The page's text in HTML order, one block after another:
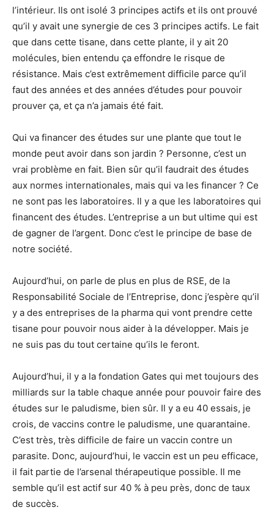
l’intérieur. Ils ont isolé 3 principes actifs et ils ont prouvé
qu’il y avait une synergie de ces 3 principes actifs. Le fait
que dans cette tisane, dans cette plante, il y ait 20
molécules, bien entendu ça effondre le risque de
résistance. Mais c’est extrêmement difficile parce qu’il
faut des années et des années d’études pour pouvoir
prouver ça, et ça n’a jamais été fait.
Qui va financer des études sur une plante que tout le
monde peut avoir dans son jardin ? Personne, c’est un
vrai problème en fait. Bien sûr qu’il faudrait des études
aux normes internationales, mais qui va les financer ? Ce
ne sont pas les laboratoires. Il y a que les laboratoires qui
financent des études. L’entreprise a un but ultime qui est
de gagner de l’argent. Donc c’est le principe de base de
notre société.
Aujourd’hui, on parle de plus en plus de RSE, de la
Responsabilité Sociale de l’Entreprise, donc j’espère qu’il
y a des entreprises de la pharma qui vont prendre cette
tisane pour pouvoir nous aider à la développer. Mais je
ne suis pas du tout certaine qu’ils le feront.
Aujourd’hui, il y a la fondation Gates qui met toujours des
milliards sur la table chaque année pour pouvoir faire des
études sur le paludisme, bien sûr. Il y a eu 40 essais, je
crois, de vaccins contre le paludisme, une quarantaine.
C’est très, très difficile de faire un vaccin contre un
parasite. Donc, aujourd’hui, le vaccin est un peu efficace,
il fait partie de l’arsenal thérapeutique possible. Il me
semble qu’il est actif sur 40 % à peu près, donc de taux
de succès.